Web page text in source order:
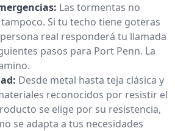
Las tormentas no
Si tu techo tiene goteras
real responderá tu llamada
pasos para Port Penn. La
Desde metal hasta teja clásica y
reconocidos por resistir el
se elige por su resistencia,
se adapta a tus necesidades